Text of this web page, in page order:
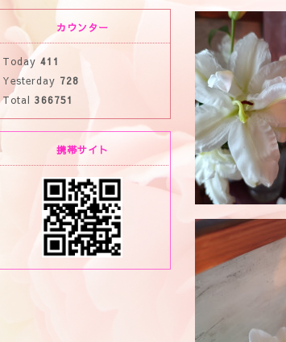
カウンター
Today 411
Yesterday 728
Total 366751
携帯サイト